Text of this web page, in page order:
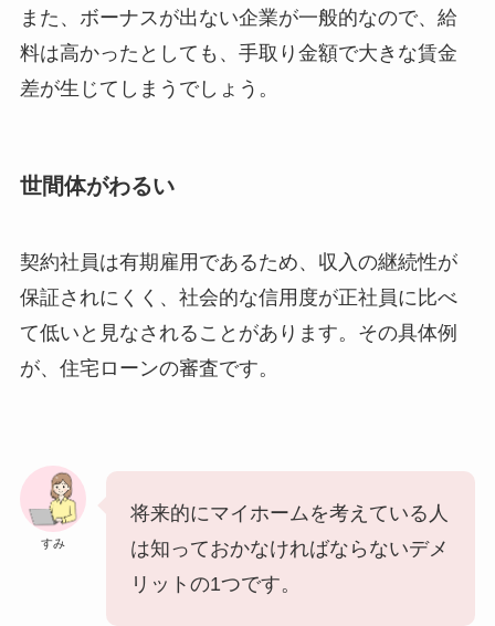
また、ボーナスが出ない企業が一般的なので、給
料は高かったとしても、手取り金額で大きな賃金
差が生じてしまうでしょう。
世間体がわるい
契約社員は有期雇用であるため、収入の継続性が
保証されにくく、社会的な信用度が正社員に比べ
て低いと見なされることがあります。その具体例
が、住宅ローンの審査です。
すみ
将来的にマイホームを考えている人
は知っておかなければならないデメ
リットの1つです。